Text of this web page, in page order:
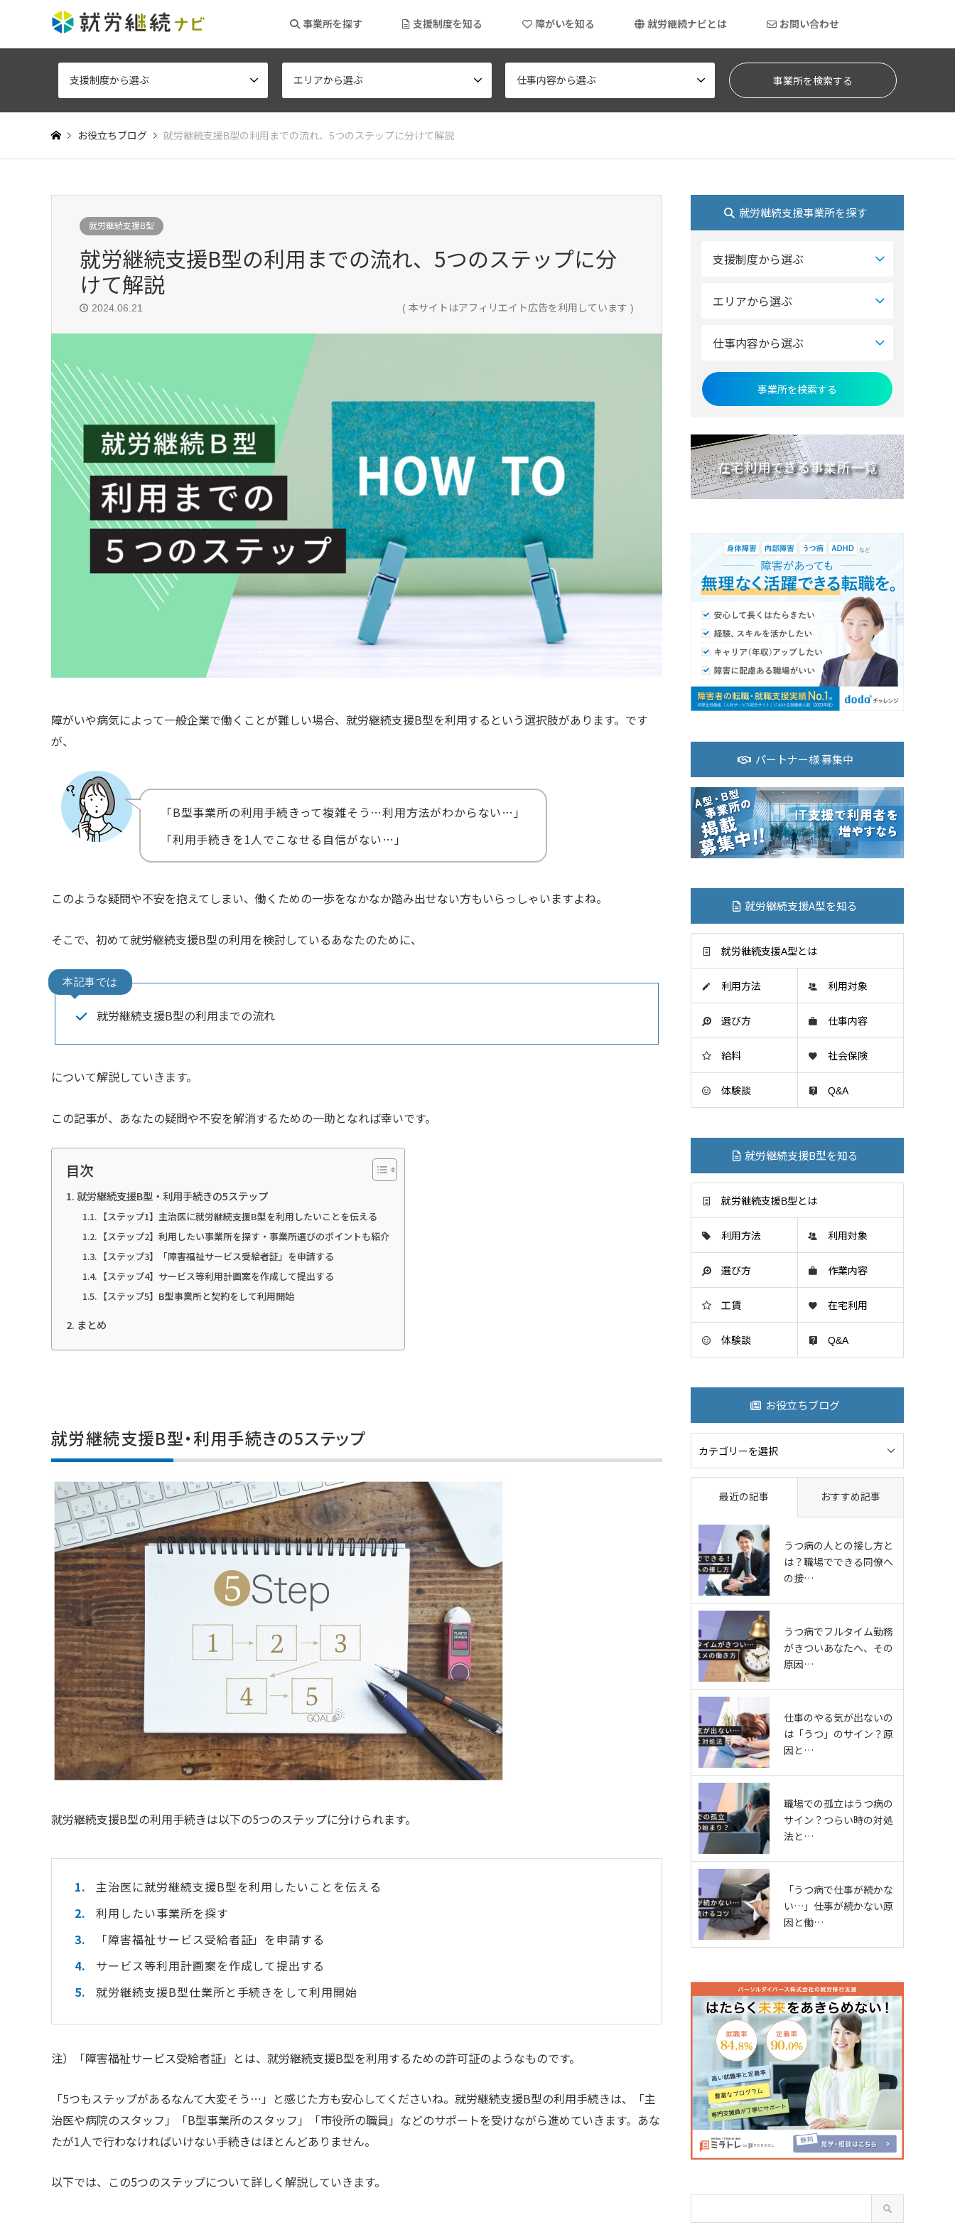
事業所を探す 支援制度を知る 障がいを知る 就労継続ナビとは お問い合わせ
支援制度から選ぶ エリアから選ぶ 仕事内容から選ぶ
お役立ちブログ 就労継続支援B型の利用までの流れ、5つのステップに分けて解説
就労継続支援B型
就労継続支援B型の利用までの流れ、5つのステップに分
けて解説
2024.06.21
障がいや病気によって一般企業で働くことが難しい場合、就労継続支援B型を利用するという選択肢があります。です
が、
「B型事業所の利用手続きって複雑そう…利用方法がわからない…」
「利用手続きを1人でこなせる自信がない…」
このような疑問や不安を抱えてしまい、働くための一歩をなかなか踏み出せない方もいらっしゃいますよね。
そこで、初めて就労継続支援B型の利用を検討しているあなたのために、
就労継続支援B型の利用までの流れ
について解説していきます。
この記事が、あなたの疑問や不安を解消するための一助となれば幸いです。
目次
就労継続支援B型・利用手続きの5ステップ
【ステップ1】主治医に就労継続支援B型を利用したいことを伝える
【ステップ2】利用したい事業所を探す・事業所選びのポイントも紹介
【ステップ3】「障害福祉サービス受給者証」を申請する
【ステップ4】サービス等利用計画案を作成して提出する
【ステップ5】B型事業所と契約をして利用開始
まとめ
就労継続支援B型・利用手続きの5ステップ
就労継続支援B型の利用手続きは以下の5つのステップに分けられます。
主治医に就労継続支援B型を利用したいことを伝える
利用したい事業所を探す
「障害福祉サービス受給者証」を申請する
サービス等利用計画案を作成して提出する
就労継続支援B型仕業所と手続きをして利用開始
注）「障害福祉サービス受給者証」とは、就労継続支援B型を利用するための許可証のようなものです。
「5つもステップがあるなんて大変そう…」と感じた方も安心してくださいね。就労継続支援B型の利用手続きは、「主
治医や病院のスタッフ」「B型事業所のスタッフ」「市役所の職員」などのサポートを受けながら進めていきます。あな
たが1人で行わなければいけない手続きはほとんどありません。
以下では、この5つのステップについて詳しく解説していきます。
就労継続支援事業所を探す
支援制度から選ぶ
エリアから選ぶ
仕事内容から選ぶ
在宅利用できる事業所一覧
パートナー様 募集中
就労継続支援A型を知る
就労継続支援A型とは
利用方法 利用対象
選び方 仕事内容
給料 社会保険
体験談 Q&A
就労継続支援B型を知る
就労継続支援B型とは
利用方法 利用対象
選び方 作業内容
工賃 在宅利用
体験談 Q&A
お役立ちブログ
最近の記事 おすすめ記事
うつ病の人との接し方と
は？職場でできる同僚へ
の接…
うつ病でフルタイム勤務
がきついあなたへ、その
原因…
仕事のやる気が出ないの
は「うつ」のサイン？原
因と…
職場での孤立はうつ病の
サイン？つらい時の対処
法と…
「うつ病で仕事が続かな
い…」仕事が続かない原
因と働…